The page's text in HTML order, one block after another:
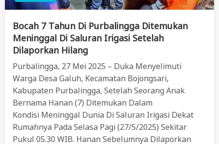
Bocah 7 Tahun Di Purbalingga Ditemukan
Meninggal Di Saluran Irigasi Setelah
Dilaporkan Hilang
Purbalingga, 27 Mei 2025 – Duka Menyelimuti
Warga Desa Galuh, Kecamatan Bojongsari,
Kabupaten Purbalingga, Setelah Seorang Anak
Bernama Hanan (7) Ditemukan Dalam
Kondisi Meninggal Dunia Di Saluran Irigasi Dekat
Rumahnya Pada Selasa Pagi (27/5/2025) Sekitar
Pukul 05.30 WIB. Hanan Sebelumnya Dilaporkan